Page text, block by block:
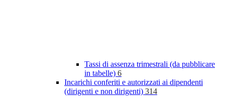
Tassi di assenza trimestrali (da pubblicare
in tabelle) 6
Incarichi conferiti e autorizzati ai dipendenti
(dirigenti e non dirigenti) 314